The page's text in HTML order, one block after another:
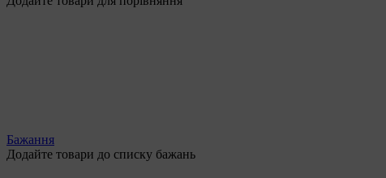
Бажання
Додайте товари до списку бажань